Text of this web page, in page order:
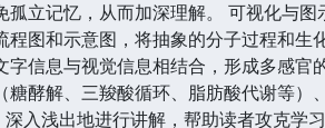
立记忆，从而加深理解。 可视化与
图和示意图，将抽象的分子过程和
信息与视觉信息相结合，形成多感官
酵解、三羧酸循环、脂肪酸代谢等
入浅出地进行讲解，帮助读者攻克学